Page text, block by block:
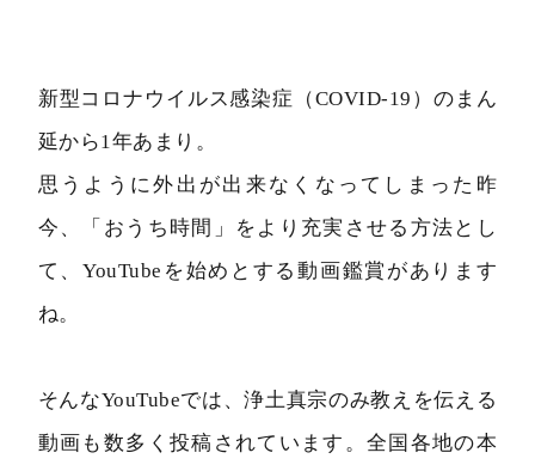
新型コロナウイルス感染症（COVID-19）のまん
延から1年あまり。
思うように外出が出来なくなってしまった昨
今、「おうち時間」をより充実させる方法とし
て、YouTubeを始めとする動画鑑賞があります
ね。
そんなYouTubeでは、浄土真宗のみ教えを伝える
動画も数多く投稿されています。全国各地の本